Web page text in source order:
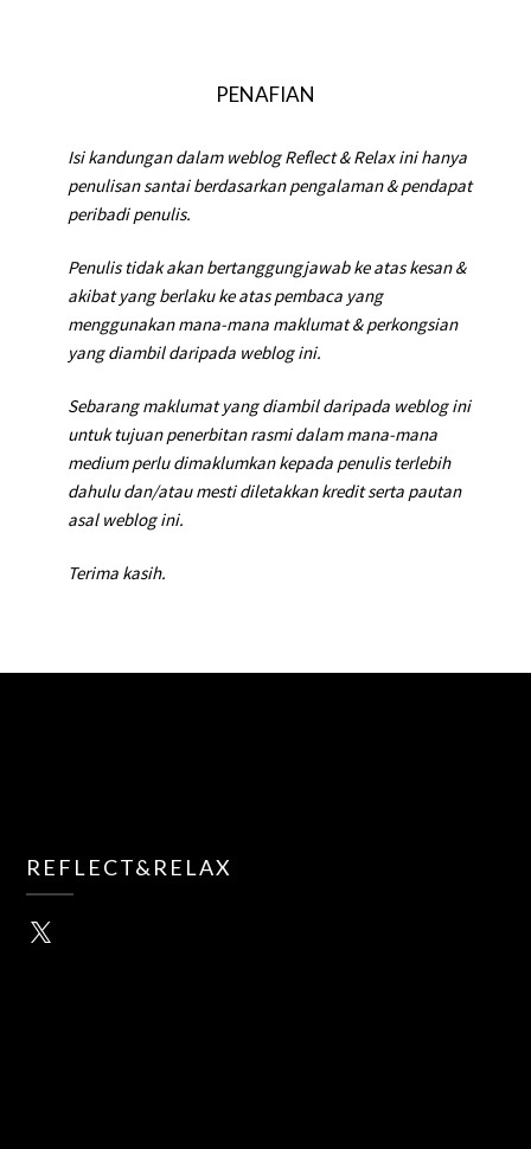
PENAFIAN
Isi kandungan dalam weblog Reflect & Relax ini hanya
penulisan santai berdasarkan pengalaman & pendapat
peribadi penulis.
Penulis tidak akan bertanggungjawab ke atas kesan &
akibat yang berlaku ke atas pembaca yang
menggunakan mana-mana maklumat & perkongsian
yang diambil daripada weblog ini.
Sebarang maklumat yang diambil daripada weblog ini
untuk tujuan penerbitan rasmi dalam mana-mana
medium perlu dimaklumkan kepada penulis terlebih
dahulu dan/atau mesti diletakkan kredit serta pautan
asal weblog ini.
Terima kasih.
REFLECT&RELAX
X